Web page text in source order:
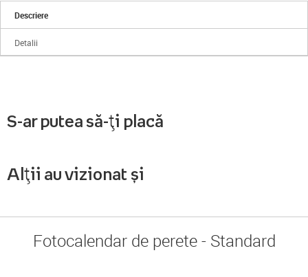
Descriere
Detalii
S-ar putea să-ți placă
Alții au vizionat și
Fotocalendar de perete - Standard